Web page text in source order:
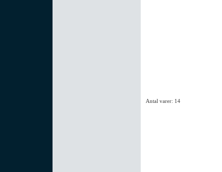
Antal varer: 14